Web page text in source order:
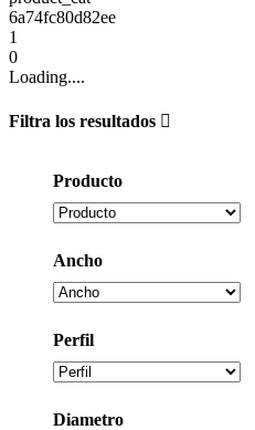
6a74fc80d82ee
1
0
Loading....
Filtra los resultados
Producto
Ancho
Perfil
Diametro